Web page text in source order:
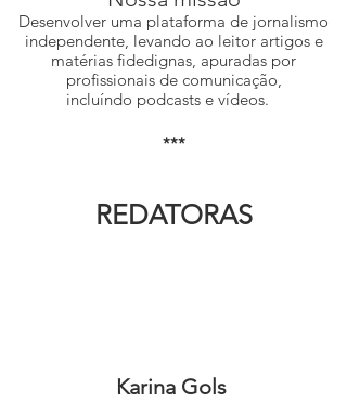
Desenvolver uma plataforma de jornalismo
independente, levando ao leitor artigos e
matérias fidedignas, apuradas por
profissionais de comunicação,
incluíndo podcasts e vídeos.
***
REDATORAS
Karina Gols